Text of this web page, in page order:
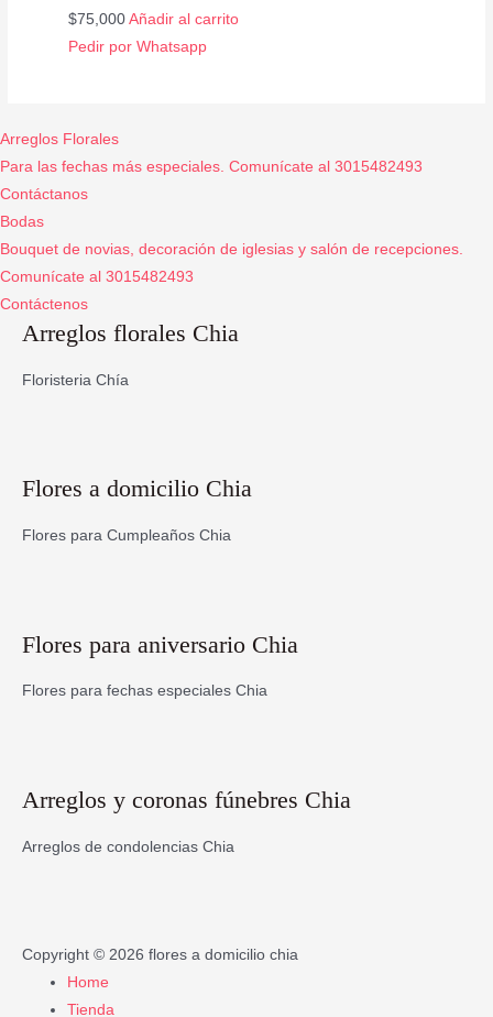
$75,000 Añadir al carrito
Pedir por Whatsapp
Arreglos Florales
Para las fechas más especiales. Comunícate al 3015482493
Contáctanos
Bodas
Bouquet de novias, decoración de iglesias y salón de recepciones.
Comunícate al 3015482493
Contáctenos
Arreglos florales Chia
Floristeria Chía
Flores a domicilio Chia
Flores para Cumpleaños Chia
Flores para aniversario Chia
Flores para fechas especiales Chia
Arreglos y coronas fúnebres Chia
Arreglos de condolencias Chia
Copyright © 2026 flores a domicilio chia
Home
Tienda